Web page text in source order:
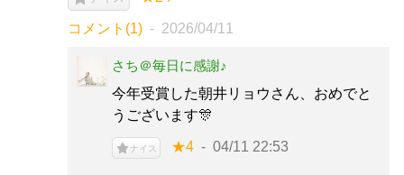
コメント(1) 2026/04/11
さち＠毎日に感謝♪
今年受賞した朝井リョウさん、おめでと
うございます🎊
ナイス ★4 04/11 22:53